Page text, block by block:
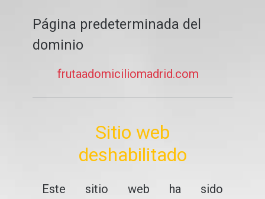
Página predeterminada del
dominio
frutaadomiciliomadrid.com
Sitio web
deshabilitado
Este sitio web ha sido